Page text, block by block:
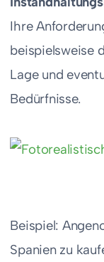
Ihre
beispielsweise
Lage und
Bedürfnisse.
Beispiel:
Spanien zu